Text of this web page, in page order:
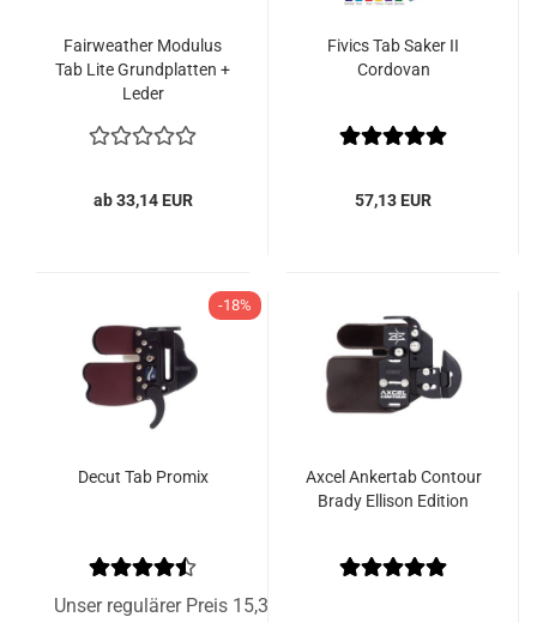
Fairweather Modulus
Tab Lite Grundplatten +
Leder
ab 33,14 EUR
Fivics Tab Saker II
Cordovan
57,13 EUR
-18%
Decut Tab Promix
Unser regulärer Preis 15,36 EUR
Axcel Ankertab Contour
Brady Ellison Edition